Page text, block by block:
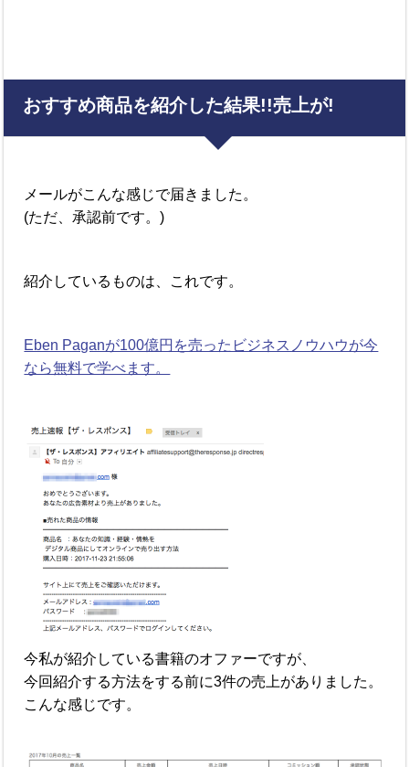
おすすめ商品を紹介した結果!!売上が!
メールがこんな感じで届きました。
(ただ、承認前です。)
紹介しているものは、これです。
Eben Paganが100億円を売ったビジネスノウハウが今
なら無料で学べます。
今私が紹介している書籍のオファーですが、
今回紹介する方法をする前に3件の売上がありました。
こんな感じです。